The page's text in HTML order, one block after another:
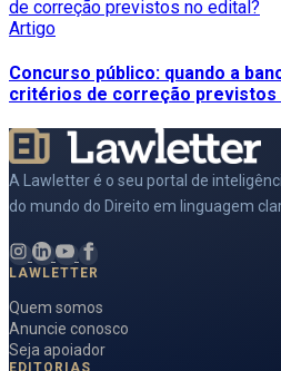
Artigo
Concurso público: quando a
critérios de correção previstos
A Lawletter é o seu portal de
do mundo do Direito em linguagem
LAWLETTER
Quem somos
Anuncie conosco
Seja apoiador